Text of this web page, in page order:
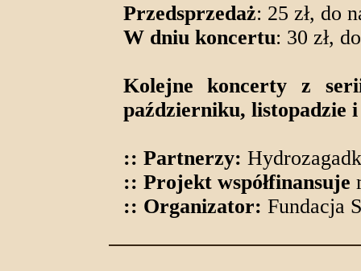
Przedsprzedaż: 25 zł, do
W dniu koncertu: 30 zł,
Kolejne koncerty z
październiku, listopadzie
:: Partnerzy:
:: Projekt współfinansuje
:: Organizator: Fundacja